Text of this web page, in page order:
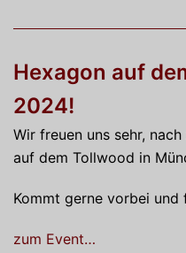
Hexagon auf
2024!
Wir freuen uns sehr,
auf dem Tollwood in
Kommt gerne vorbei und
zum Event…